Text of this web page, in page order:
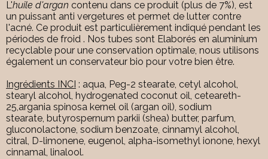
L'huile d'argan contenu dans ce produit (plus de 7%), est
un puissant anti vergetures et permet de lutter contre
l'acné. Ce produit est particulièrement indiqué pendant les
périodes de froid . Nos tubes sont Elaborés en aluminium
recyclable pour une conservation optimale, nous utilisons
également un conservateur bio pour votre bien être.
Ingrédients INCI : aqua, Peg-2 stearate, cetyl alcohol,
stearyl alcohol, hydrogenated coconut oil, ceteareth-
25,argania spinosa kernel oil (argan oil), sodium
stearate, butyrospernum parkii (shea) butter, parfum,
gluconolactone, sodium benzoate, cinnamyl alcohol,
citral, D-limonene, eugenol, alpha-isomethyl ionone, hexyl
cinnamal, linalool.